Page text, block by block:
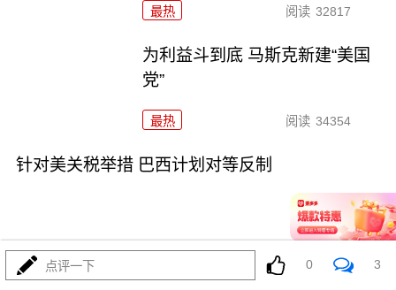
最热 阅读 32817
为利益斗到底 马斯克新建“美国
党”
最热 阅读 34354
针对美关税举措 巴西计划对等反制
最热 阅读 31901
点评一下 0 3